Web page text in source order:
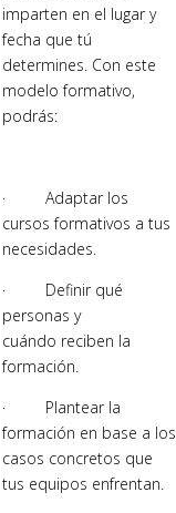
imparten en el lugar y
fecha que tú
determines. Con este
modelo formativo,
podrás:
· Adaptar los
cursos formativos a tus
necesidades.
· Definir qué
personas y
cuándo reciben la
formación.
· Plantear la
formación en base a los
casos concretos que
tus equipos enfrentan.